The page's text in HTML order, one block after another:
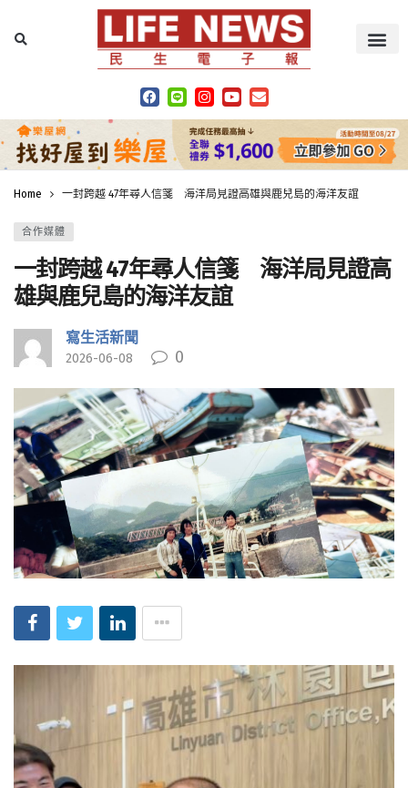
Home 一封跨越 47年尋人信箋 海洋局見證高雄與鹿兒島的海洋友誼
合作媒體
一封跨越 47年尋人信箋 海洋局見證高
雄與鹿兒島的海洋友誼
寫生活新聞
2026-06-08 0